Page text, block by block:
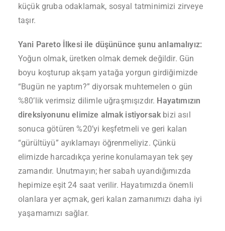
küçük gruba odaklamak, sosyal tatminimizi zirveye
taşır.
Yani Pareto İlkesi ile düşününce şunu anlamalıyız:
Yoğun olmak, üretken olmak demek değildir. Gün
boyu koşturup akşam yatağa yorgun girdiğimizde
“Bugün ne yaptım?” diyorsak muhtemelen o gün
%80’lik verimsiz dilimle uğraşmışızdır. Hayatımızın
direksiyonunu elimize almak istiyorsak bizi asıl
sonuca götüren %20’yi keşfetmeli ve geri kalan
“gürültüyü” ayıklamayı öğrenmeliyiz. Çünkü
elimizde harcadıkça yerine konulamayan tek şey
zamandır. Unutmayın; her sabah uyandığımızda
hepimize eşit 24 saat verilir. Hayatımızda önemli
olanlara yer açmak, geri kalan zamanımızı daha iyi
yaşamamızı sağlar.